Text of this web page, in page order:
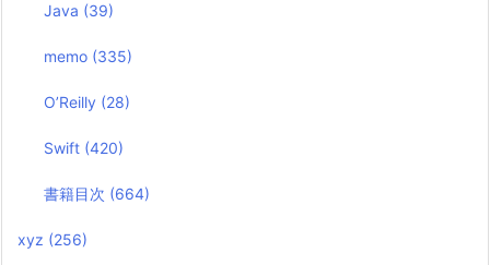
Java (39)
memo (335)
O’Reilly (28)
Swift (420)
書籍目次 (664)
xyz (256)